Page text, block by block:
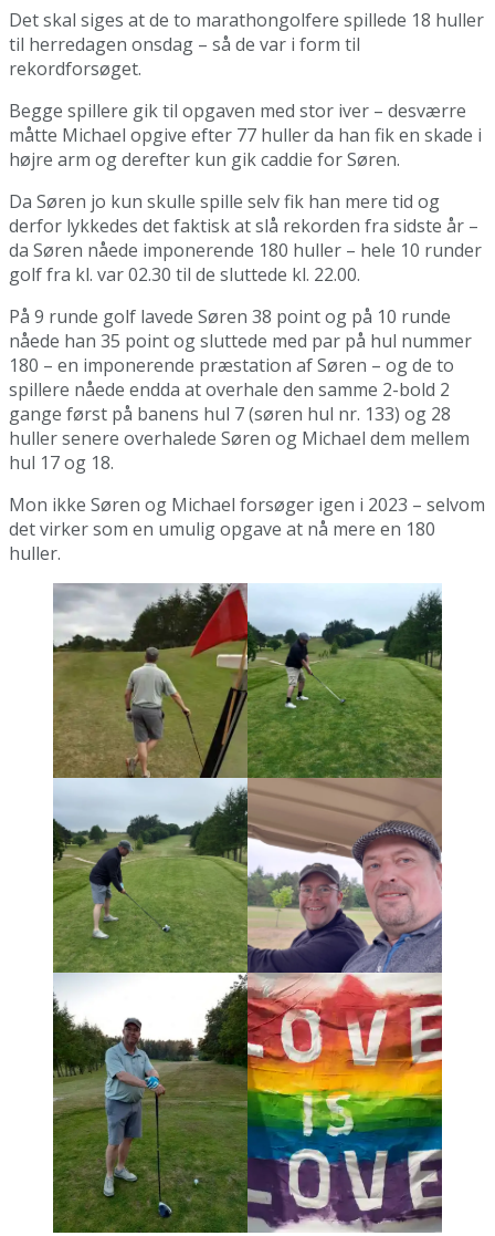
Det skal siges at de to marathongolfere spillede 18 huller
til herredagen onsdag – så de var i form til
rekordforsøget.
Begge spillere gik til opgaven med stor iver – desværre
måtte Michael opgive efter 77 huller da han fik en skade i
højre arm og derefter kun gik caddie for Søren.
Da Søren jo kun skulle spille selv fik han mere tid og
derfor lykkedes det faktisk at slå rekorden fra sidste år –
da Søren nåede imponerende 180 huller – hele 10 runder
golf fra kl. var 02.30 til de sluttede kl. 22.00.
På 9 runde golf lavede Søren 38 point og på 10 runde
nåede han 35 point og sluttede med par på hul nummer
180 – en imponerende præstation af Søren – og de to
spillere nåede endda at overhale den samme 2-bold 2
gange først på banens hul 7 (søren hul nr. 133) og 28
huller senere overhalede Søren og Michael dem mellem
hul 17 og 18.
Mon ikke Søren og Michael forsøger igen i 2023 – selvom
det virker som en umulig opgave at nå mere en 180
huller.